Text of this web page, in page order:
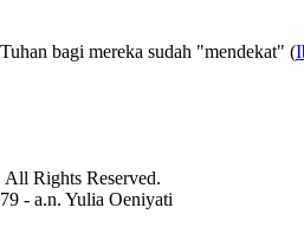
bagi mereka sudah "mendekat" (
All Rights Reserved.
- a.n. Yulia Oeniyati